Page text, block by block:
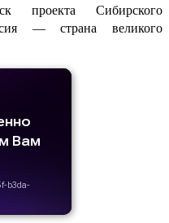
проекта Сибирского
— страна великого